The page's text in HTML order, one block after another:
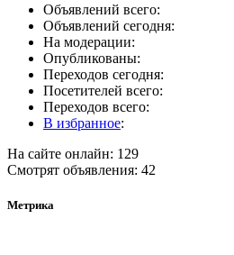
Объявлений всего:
Объявлений сегодня:
На модерации:
Опубликованы:
Переходов сегодня:
Посетителей всего:
Переходов всего:
В избранное:
На сайте онлайн: 129
Смотрят объявления: 42
Метрика